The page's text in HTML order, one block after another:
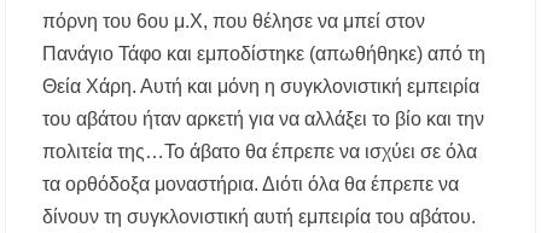
πόρνη του 6ου μ.Χ, που θέλησε να μπεί στον
Πανάγιο Τάφο και εμποδίστηκε (απωθήθηκε) από τη
Θεία Χάρη. Αυτή και μόνη η συγκλονιστική εμπειρία
του αβάτου ήταν αρκετή για να αλλάξει το βίο και την
πολιτεία της…Το άβατο θα έπρεπε να ισχύει σε όλα
τα ορθόδοξα μοναστήρια. Διότι όλα θα έπρεπε να
δίνουν τη συγκλονιστική αυτή εμπειρία του αβάτου.